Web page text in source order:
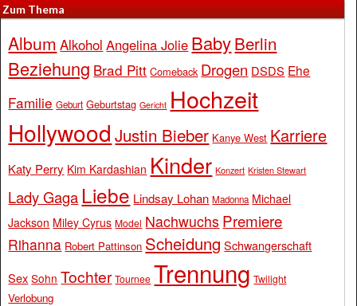
Zum Thema
Album Alkohol Angelina Jolie BabyBerlin
Beziehung Brad Pitt Comeback Drogen DSDS Ehe
Familie Geburt Geburtstag Gericht Hochzeit
Hollywood Justin Bieber Kanye West Karriere
Katy Perry Kim Kardashian Kinder Konzert Kristen Stewart
Lady Gaga Liebe Lindsay Lohan Madonna Michael
Jackson Miley Cyrus Model Nachwuchs Premiere
Rihanna Robert Pattinson Scheidung Schwangerschaft
Sex Sohn Tochter Tournee Trennung Twilight
Verlobung